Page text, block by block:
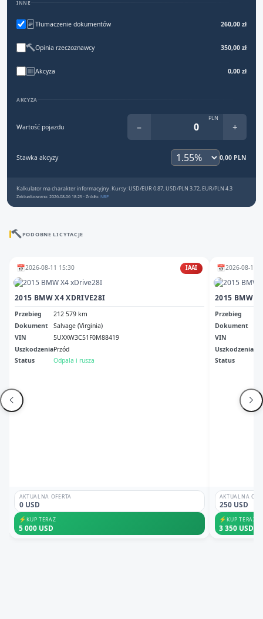
INNE
Tłumaczenie dokumentów 260,00 zł
Opinia rzeczoznawcy 350,00 zł
Akcyza 0,00 zł
AKCYZA
Wartość pojazdu −
PLN
+
Stawka akcyzy 0,00 PLN
Kalkulator ma charakter informacyjny. Kursy: USD/EUR 0.87, USD/PLN 3.72, EUR/PLN 4.3
Zaktualizowano: 2026-08-06 18:25 · Źródło: NBP
PODOBNE LICYTACJE
📅2026-08-11 15:30 IAAI
2015 BMW X4 XDRIVE28I
Przebieg
212 579 km
Dokument
Salvage (Virginia)
VIN
5UXXW3C51F0M88419
UszkodzeniaPrzód
Status
Odpala i rusza
AKTUALNA OFERTA
0 USD
⚡KUP TERAZ
5 000 USD
📅2026-08-11
2015 BMW
Przebieg
Dokument
VIN
Uszkodzenia
Status
AKTUALNA
250 USD
⚡KUP TERAZ
3 350 USD